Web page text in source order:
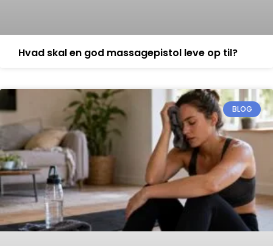
Hvad skal en god massagepistol leve op til?
BLOG